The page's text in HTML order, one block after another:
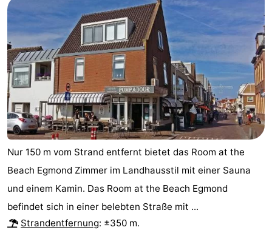
Nur 150 m vom Strand entfernt bietet das Room at the
Beach Egmond Zimmer im Landhausstil mit einer Sauna
und einem Kamin. Das Room at the Beach Egmond
befindet sich in einer belebten Straße mit ...
Strandentfernung: ±350 m.